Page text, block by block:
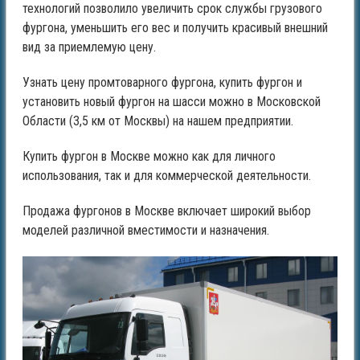
технологий позволило увеличить срок службы грузового
фургона, уменьшить его вес и получить красивый внешний
вид за приемлемую цену.
Узнать цену промтоварного фургона, купить фургон и
установить новый фургон на шасси можно в Московской
Области (3,5 км от Москвы) на нашем предприятии.
Купить фургон в Москве можно как для личного
использования, так и для коммерческой деятельности.
Продажа фургонов в Москве включает широкий выбор
моделей различной вместимости и назначения.